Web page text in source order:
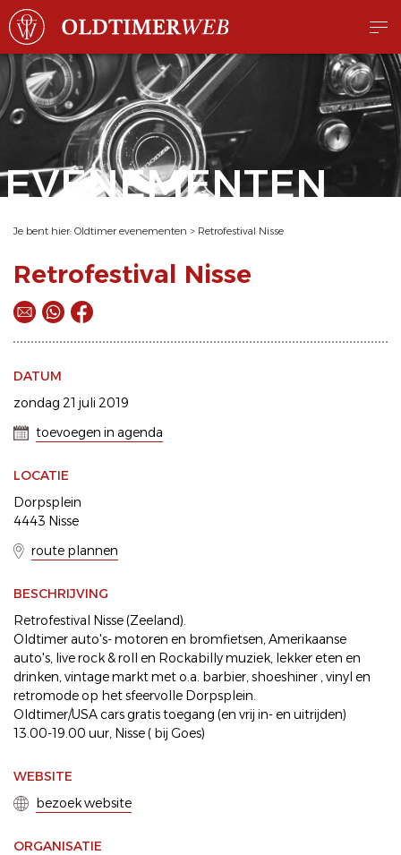
EVENEMENTEN
Je bent hier: Oldtimer evenementen > Retrofestival Nisse
Retrofestival Nisse
DATUM
zondag 21 juli 2019
toevoegen in agenda
LOCATIE
Dorpsplein
4443 Nisse
route plannen
BESCHRIJVING
Retrofestival Nisse (Zeeland).
Oldtimer auto's- motoren en bromfietsen, Amerikaanse
auto's, live rock & roll en Rockabilly muziek, lekker eten en
drinken, vintage markt met o.a. barbier, shoeshiner , vinyl en
retromode op het sfeervolle Dorpsplein.
Oldtimer/USA cars gratis toegang (en vrij in- en uitrijden)
13.00-19.00 uur, Nisse ( bij Goes)
WEBSITE
bezoek website
ORGANISATIE